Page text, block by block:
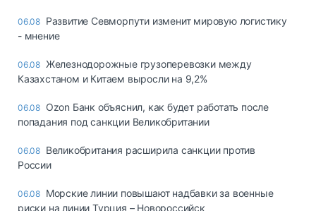
06.08 Развитие Севморпути изменит мировую логистику
- мнение
06.08 Железнодорожные грузоперевозки между
Казахстаном и Китаем выросли на 9,2%
06.08 Ozon Банк объяснил, как будет работать после
попадания под санкции Великобритании
06.08 Великобритания расширила санкции против
России
06.08 Морские линии повышают надбавки за военные
риски на линии Турция – Новороссийск